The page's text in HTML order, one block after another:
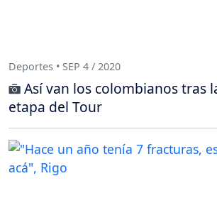
Deportes • SEP 4 / 2020
Así van los colombianos tras
etapa del Tour